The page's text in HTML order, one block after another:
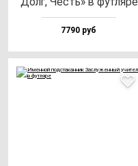
7790 руб